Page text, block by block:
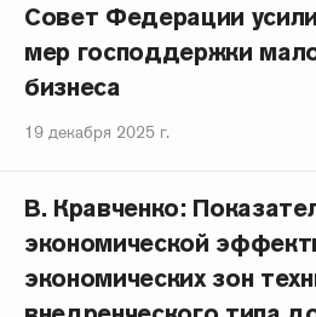
Совет Федерации
мер господдержки
бизнеса
19 декабря 2025 г.
В. Кравченко:
экономической
экономических зон